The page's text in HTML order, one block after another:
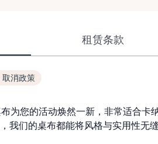
租赁条款
取消政策
为您的活动焕然一新，非常适合卡
我们的桌布都能将风格与实用性无